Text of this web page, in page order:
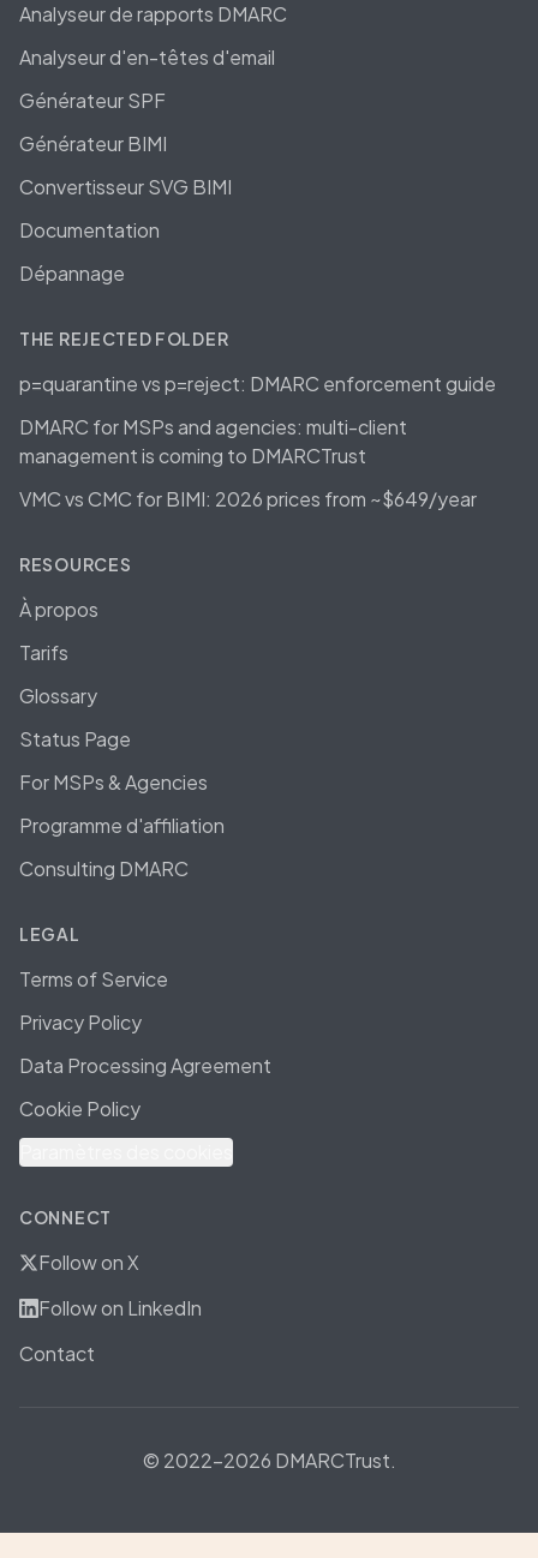
Analyseur de rapports DMARC
Analyseur d'en-têtes d'email
Générateur SPF
Générateur BIMI
Convertisseur SVG BIMI
Documentation
Dépannage
THE REJECTED FOLDER
p=quarantine vs p=reject: DMARC enforcement guide
DMARC for MSPs and agencies: multi-client
management is coming to DMARCTrust
VMC vs CMC for BIMI: 2026 prices from ~$649/year
RESOURCES
À propos
Tarifs
Glossary
Status Page
For MSPs & Agencies
Programme d'affiliation
Consulting DMARC
LEGAL
Terms of Service
Privacy Policy
Data Processing Agreement
Cookie Policy
CONNECT
Follow on X
Follow on LinkedIn
Contact
© 2022-2026 DMARCTrust.